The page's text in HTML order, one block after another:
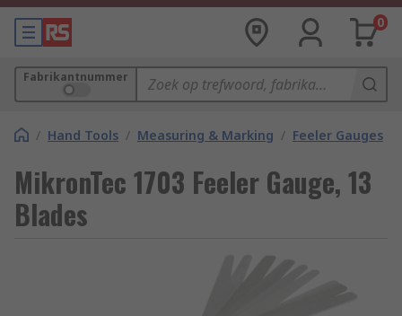
0
Fabrikantnummer
/ Hand Tools / Measuring & Marking / Feeler Gauges
MikronTec 1703 Feeler Gauge, 13
Blades